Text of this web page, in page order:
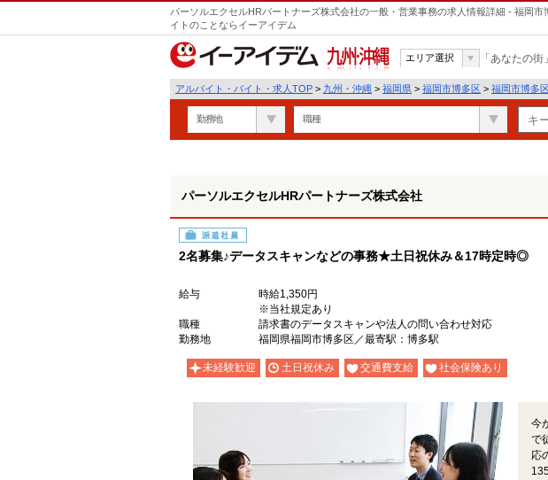
パーソルエクセルHRパートナーズ株式会社の一般・営業事務の求人情報詳細 - 福岡市
イトのことならイーアイデム
九州・沖縄
エリア選択 「あなたの
アルバイト・バイト・求人TOP > 九州・沖縄 > 福岡県 > 福岡市博多区 > 福岡市博多
勤務地 職種
パーソルエクセルHRパートナーズ株式会社
派遣社員
2名募集♪データスキャンなどの事務★土日祝休み＆17時定時◎
給与
時給1,350円
※当社規定あり
職種
請求書のデータスキャンや法人の問い合わせ対応
勤務地
福岡県福岡市博多区／最寄駅：博多駅
未経験歓迎 土日祝休み 交通費支給 社会保険あり
今
で
応